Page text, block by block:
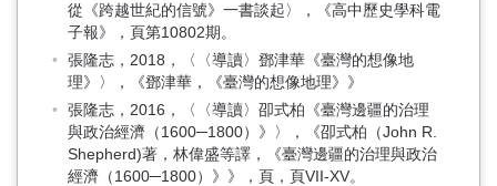
從《跨越世紀的信號》一書談起〉，《高中歷史學科電
子報》，頁第10802期。
張隆志，2018，〈〈導讀〉鄧津華《臺灣的想像地
理》〉，《鄧津華，《臺灣的想像地理》》
張隆志，2016，〈〈導讀〉卲式柏《臺灣邊疆的治理
與政治經濟（1600─1800）》〉，《卲式柏（John R.
Shepherd)著，林偉盛等譯，《臺灣邊疆的治理與政治
經濟（1600─1800）》》，頁，頁VII-XV。